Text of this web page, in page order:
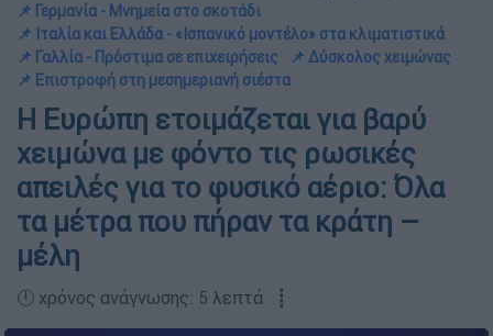
📌 Γερμανία - Μνημεία στο σκοτάδι
📌 Ιταλία και Ελλάδα - «Ισπανικό μοντέλο» στα κλιματιστικά
📌 Γαλλία - Πρόστιμα σε επιχειρήσεις
📌 Δύσκολος χειμώνας
📌 Επιστροφή στη μεσημεριανή σιέστα
Η Ευρώπη ετοιμάζεται για βαρύ
χειμώνα με φόντο τις ρωσικές
απειλές για το φυσικό αέριο: Όλα
τα μέτρα που πήραν τα κράτη –
μέλη
🕛 χρόνος ανάγνωσης: 5 λεπτά ┋